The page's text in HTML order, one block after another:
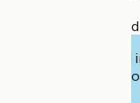
Duvets, pillows
Geïnteresseerd
website om te